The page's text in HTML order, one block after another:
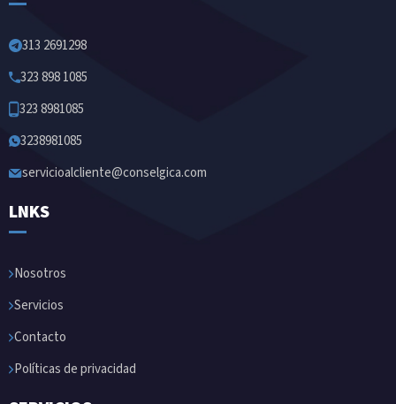
313 2691298
323 898 1085
323 8981085
3238981085
servicioalcliente@conselgica.com
LNKS
Nosotros
Servicios
Contacto
Políticas de privacidad